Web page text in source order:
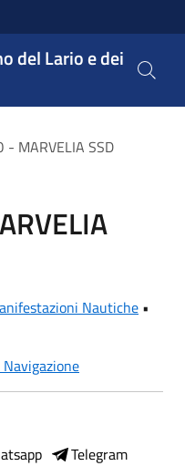
del Lario e dei
- MARVELIA SSD
Nautiche •
Telegram